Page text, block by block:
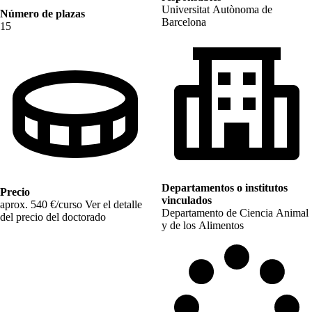
Número de plazas
15
Precio
aprox. 540 €/curso Ver el detalle
del precio del doctorado
Universitat Autònoma de
Barcelona
Departamentos o institutos
vinculados
Departamento de Ciencia Animal
y de los Alimentos